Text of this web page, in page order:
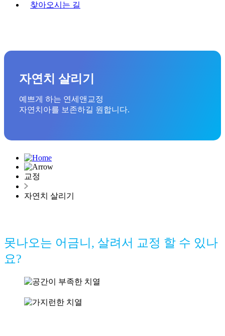
찾아오시는 길
자연치 살리기
예쁘게 하는 연세앤교정
자연치아를 보존하길 원합니다.
교정
자연치 살리기
못나오는 어금니, 살려서 교정 할 수 있나
요?